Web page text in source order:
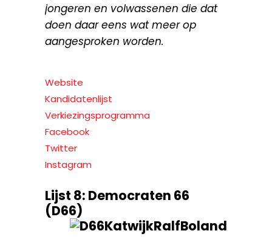
jongeren en volwassenen die dat
doen daar eens wat meer op
aangesproken worden.
Website
Kandidatenlijst
Verkiezingsprogramma
Facebook
Twitter
Instagram
Lijst 8: Democraten 66
(D66)